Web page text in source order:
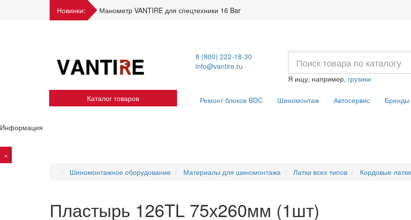
Новинки: Манометр VANTIRE для спецтехники 16 Bar
8 (800) 222-18-30
info@vantire.ru
Я ищу, например, грузики
Каталог товаров
Ремонт блоков BDC Шиномонтаж Автосервис Бренды
Информация
×
Шиномонтажное оборудование
Материалы для шиномонтажа Латки всех типов Кордовые латки
Пластырь 126TL 75х260мм (1шт)